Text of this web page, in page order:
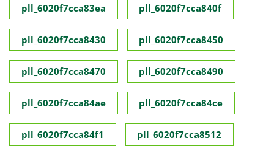
pll_6020f7cca83ea pll_6020f7cca840f
pll_6020f7cca8430 pll_6020f7cca8450
pll_6020f7cca8470 pll_6020f7cca8490
pll_6020f7cca84ae pll_6020f7cca84ce
pll_6020f7cca84f1 pll_6020f7cca8512